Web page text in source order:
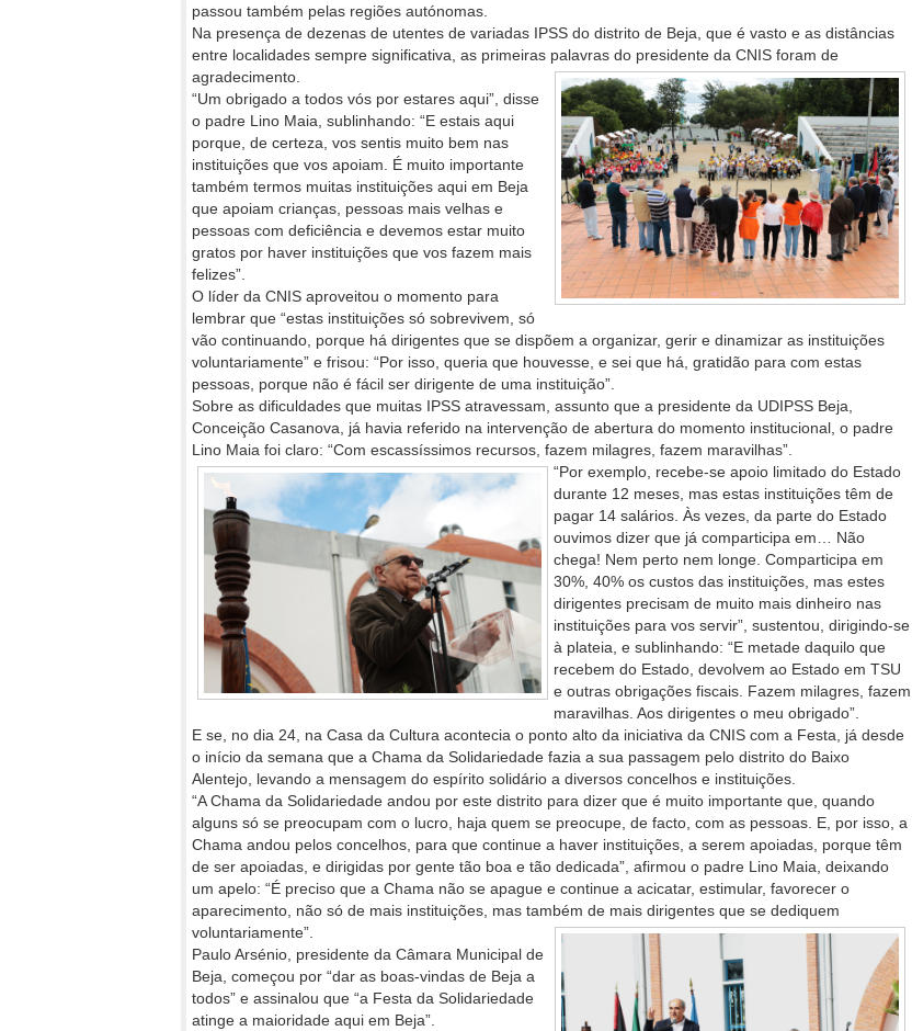
passou também pelas regiões autónomas.
Na presença de dezenas de utentes de variadas IPSS do distrito de Beja, que é vasto e as distâncias
entre localidades sempre significativa, as primeiras palavras do presidente da CNIS foram de
agradecimento.
“Um obrigado a todos vós por estares aqui”, disse
o padre Lino Maia, sublinhando: “E estais aqui
porque, de certeza, vos sentis muito bem nas
instituições que vos apoiam. É muito importante
também termos muitas instituições aqui em Beja
que apoiam crianças, pessoas mais velhas e
pessoas com deficiência e devemos estar muito
gratos por haver instituições que vos fazem mais
felizes”.
O líder da CNIS aproveitou o momento para
lembrar que “estas instituições só sobrevivem, só
vão continuando, porque há dirigentes que se dispõem a organizar, gerir e dinamizar as instituições
voluntariamente” e frisou: “Por isso, queria que houvesse, e sei que há, gratidão para com estas
pessoas, porque não é fácil ser dirigente de uma instituição”.
Sobre as dificuldades que muitas IPSS atravessam, assunto que a presidente da UDIPSS Beja,
Conceição Casanova, já havia referido na intervenção de abertura do momento institucional, o padre
Lino Maia foi claro: “Com escassíssimos recursos, fazem milagres, fazem maravilhas”.
“Por exemplo, recebe-se apoio limitado do Estado
durante 12 meses, mas estas instituições têm de
pagar 14 salários. Às vezes, da parte do Estado
ouvimos dizer que já comparticipa em… Não
chega! Nem perto nem longe. Comparticipa em
30%, 40% os custos das instituições, mas estes
dirigentes precisam de muito mais dinheiro nas
instituições para vos servir”, sustentou, dirigindo-se
à plateia, e sublinhando: “E metade daquilo que
recebem do Estado, devolvem ao Estado em TSU
e outras obrigações fiscais. Fazem milagres, fazem
maravilhas. Aos dirigentes o meu obrigado”.
E se, no dia 24, na Casa da Cultura acontecia o ponto alto da iniciativa da CNIS com a Festa, já desde
o início da semana que a Chama da Solidariedade fazia a sua passagem pelo distrito do Baixo
Alentejo, levando a mensagem do espírito solidário a diversos concelhos e instituições.
“A Chama da Solidariedade andou por este distrito para dizer que é muito importante que, quando
alguns só se preocupam com o lucro, haja quem se preocupe, de facto, com as pessoas. E, por isso, a
Chama andou pelos concelhos, para que continue a haver instituições, a serem apoiadas, porque têm
de ser apoiadas, e dirigidas por gente tão boa e tão dedicada”, afirmou o padre Lino Maia, deixando
um apelo: “É preciso que a Chama não se apague e continue a acicatar, estimular, favorecer o
aparecimento, não só de mais instituições, mas também de mais dirigentes que se dediquem
voluntariamente”.
Paulo Arsénio, presidente da Câmara Municipal de
Beja, começou por “dar as boas-vindas de Beja a
todos” e assinalou que “a Festa da Solidariedade
atinge a maioridade aqui em Beja”.